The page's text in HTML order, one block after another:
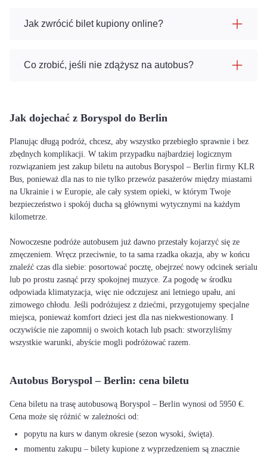
Jak zwrócić bilet kupiony online?
Co zrobić, jeśli nie zdążysz na autobus?
Jak dojechać z Boryspol do Berlin
Planując długą podróż, chcesz, aby wszystko przebiegło sprawnie i bez
zbędnych komplikacji. W takim przypadku najbardziej logicznym
rozwiązaniem jest zakup biletu na autobus Boryspol – Berlin firmy KLR
Bus, ponieważ dla nas to nie tylko przewóz pasażerów między miastami
na Ukrainie i w Europie, ale cały system opieki, w którym Twoje
bezpieczeństwo i spokój ducha są głównymi wytycznymi na każdym
kilometrze.
Nowoczesne podróże autobusem już dawno przestały kojarzyć się ze
zmęczeniem. Wręcz przeciwnie, to ta sama rzadka okazja, aby w końcu
znaleźć czas dla siebie: posortować pocztę, obejrzeć nowy odcinek serialu
lub po prostu zasnąć przy spokojnej muzyce. Za pogodę w środku
odpowiada klimatyzacja, więc nie odczujesz ani letniego upału, ani
zimowego chłodu. Jeśli podróżujesz z dziećmi, przygotujemy specjalne
miejsca, ponieważ komfort dzieci jest dla nas niekwestionowany. I
oczywiście nie zapomnij o swoich kotach lub psach: stworzyliśmy
wszystkie warunki, abyście mogli podróżować razem.
Autobus Boryspol – Berlin: cena biletu
Cena biletu na trasę autobusową Boryspol – Berlin wynosi od 5950 €.
Cena może się różnić w zależności od:
popytu na kurs w danym okresie (sezon wysoki, święta).
momentu zakupu – bilety kupione z wyprzedzeniem są znacznie